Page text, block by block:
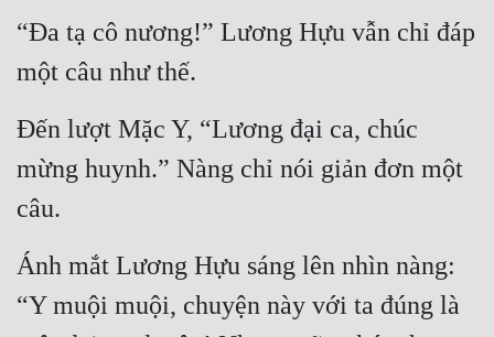
Đông Phương
Ngự Thú
Truyện Nam
“Đa tạ cô nương!” Lương Hựu vẫn chỉ đáp
một câu như thế.
Đến lượt Mặc Y, “Lương đại ca, chúc
mừng huynh.” Nàng chỉ nói giản đơn một
câu.
Ánh mắt Lương Hựu sáng lên nhìn nàng:
“Y muội muội, chuyện này với ta đúng là